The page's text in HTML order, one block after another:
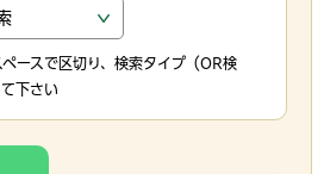
ースで区切り、検索タイプ（OR検
下さい